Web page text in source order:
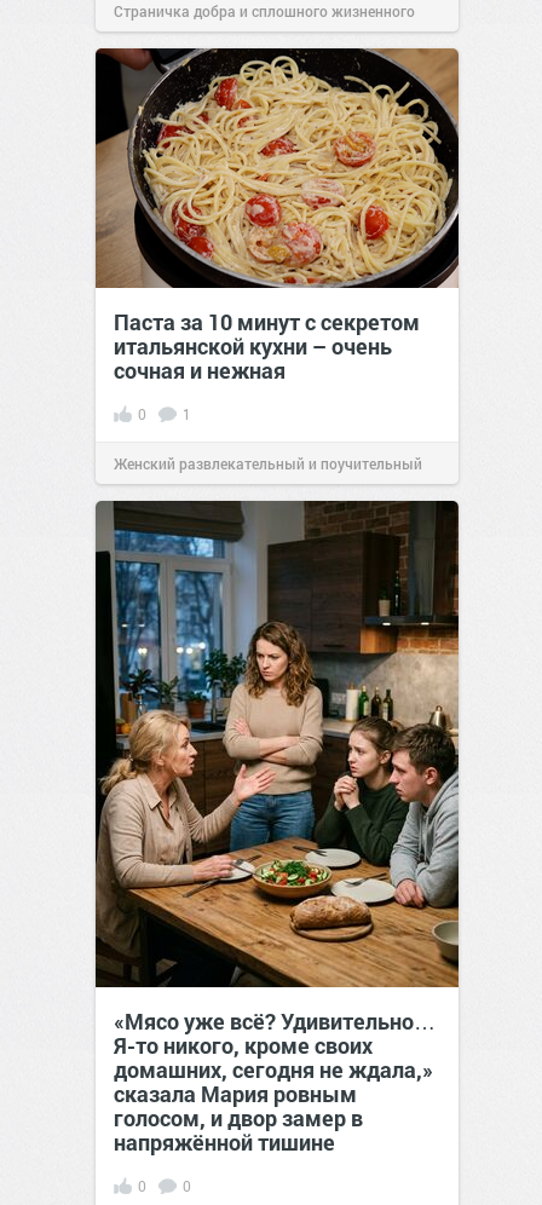
Страничка добра и сплошного жизненного
позитива!00:29Вчера
Паста за 10 минут с секретом
итальянской кухни – очень
сочная и нежная
0 1
Женский развлекательный и поучительный
сайт.23:4006 авг 2026
«Мясо уже всё? Удивительно…
Я-то никого, кроме своих
домашних, сегодня не ждала,»
сказала Мария ровным
голосом, и двор замер в
напряжённой тишине
0 0